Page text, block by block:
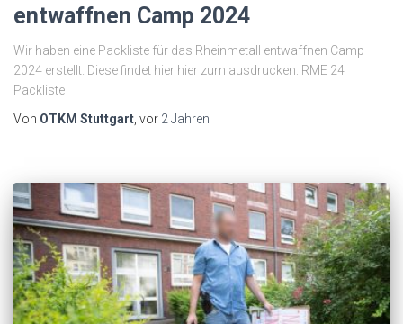
entwaffnen Camp 2024
Wir haben eine Packliste für das Rheinmetall entwaffnen Camp
2024 erstellt. Diese findet hier hier zum ausdrucken: RME 24
Packliste
Von OTKM Stuttgart , vor 2 Jahren